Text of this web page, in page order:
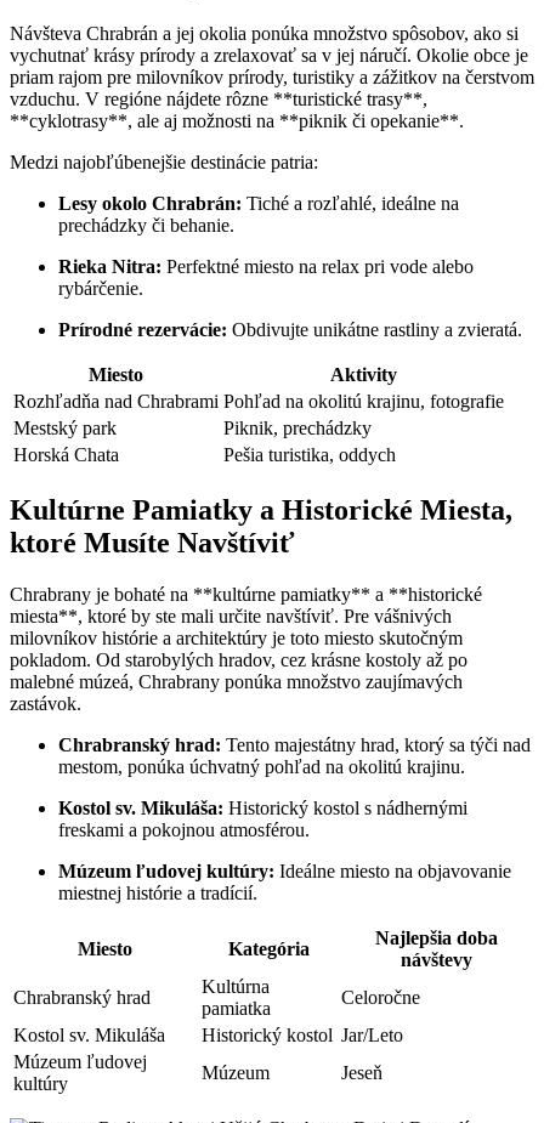
Návšteva Chrabrán a jej okolia ponúka množstvo spôsobov, ako si
vychutnať krásy prírody a zrelaxovať sa v jej náručí. Okolie obce je
priam rajom pre milovníkov prírody, turistiky a zážitkov na čerstvom
vzduchu. V regióne nájdete rôzne **turistické trasy**,
**cyklotrasy**, ale aj možnosti na **piknik či opekanie**.
Medzi najobľúbenejšie destinácie patria:
Lesy okolo Chrabrán: Tiché a rozľahlé, ideálne na
prechádzky či behanie.
Rieka Nitra: Perfektné miesto na relax pri vode alebo
rybárčenie.
Prírodné rezervácie: Obdivujte unikátne rastliny a zvieratá.
Miesto
Aktivity
Rozhľadňa nad Chrabrami Pohľad na okolitú krajinu, fotografie
Mestský park
Piknik, prechádzky
Horská Chata
Pešia turistika, oddych
Kultúrne Pamiatky a Historické Miesta,
ktoré Musíte Navštíviť
Chrabrany je bohaté na **kultúrne pamiatky** a **historické
miesta**, ktoré by ste mali určite navštíviť. Pre vášnivých
milovníkov histórie a architektúry je toto miesto skutočným
pokladom. Od starobylých hradov, cez krásne kostoly až po
malebné múzeá, Chrabrany ponúka množstvo zaujímavých
zastávok.
Chrabranský hrad: Tento majestátny hrad, ktorý sa týči nad
mestom, ponúka úchvatný pohľad na okolitú krajinu.
Kostol sv. Mikuláša: Historický kostol s nádhernými
freskami a pokojnou atmosférou.
Múzeum ľudovej kultúry: Ideálne miesto na objavovanie
miestnej histórie a tradícií.
Miesto Kategória
Najlepšia doba
návštevy
Chrabranský hrad
Kultúrna
pamiatka
Celoročne
Kostol sv. Mikuláša
Historický kostol Jar/Leto
Múzeum ľudovej
kultúry
Múzeum Jeseň